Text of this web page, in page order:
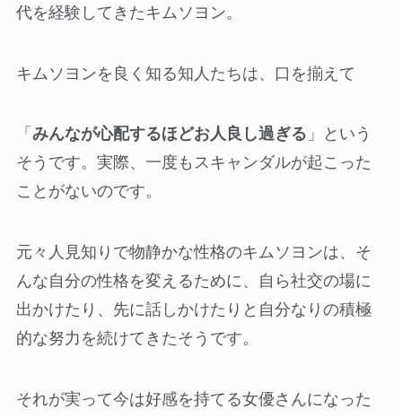
代を経験してきたキムソヨン。
キムソヨンを良く知る知人たちは、口を揃えて
「 みんなが心配するほどお人良し過ぎる 」という
そうです。実際、一度もスキャンダルが起こった
ことがないのです。
元々人見知りで物静かな性格のキムソヨンは、そ
んな自分の性格を変えるために、自ら社交の場に
出かけたり、先に話しかけたりと自分なりの積極
的な努力を続けてきたそうです。
それが実って今は好感を持てる女優さんになった